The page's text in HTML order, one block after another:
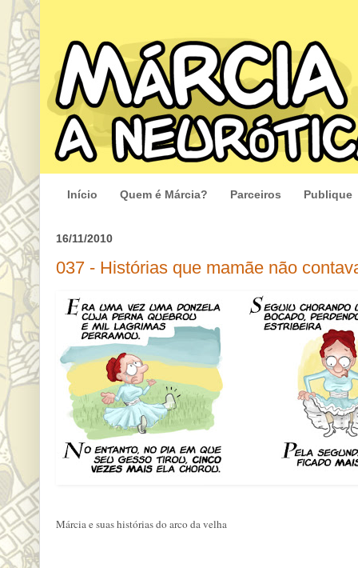
Início Quem é Márcia? Parceiros Publique
16/11/2010
037 - Histórias que mamãe não
Márcia e suas histórias do arco da velha